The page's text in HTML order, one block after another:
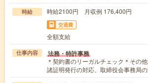
時給 時給2100円 月収例 176,400円
交通費
全額支給
仕事内容 法務・特許事務
＊契約書のリーガルチェック＊その
諸証明発行の対応、取締役会事務局